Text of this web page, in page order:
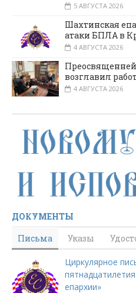
5 АВГУСТА 2026
Шахтинская
атаки БПЛА в
4 АВГУСТА 2026
возглавил
4 АВГУСТА 2026
ДОКУМЕНТЫ
Письма
Указы
Циркулярное
епархии»